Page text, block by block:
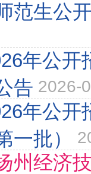
范生公
年公开
告 2026-
年公开
一批）
州经济